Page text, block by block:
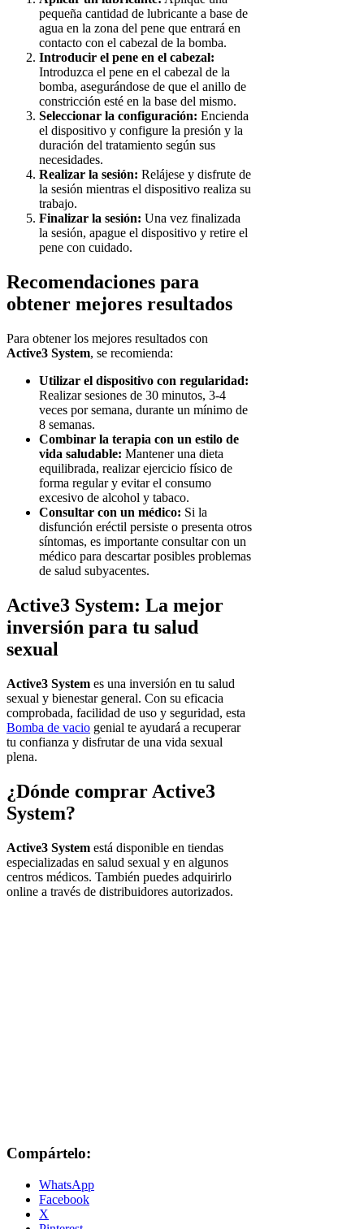
pequeña cantidad de lubricante a base de
agua en la zona del pene que entrará en
contacto con el cabezal de la bomba.
Introducir el pene en el cabezal:
Introduzca el pene en el cabezal de la
bomba, asegurándose de que el anillo de
constricción esté en la base del mismo.
Seleccionar la configuración: Encienda
el dispositivo y configure la presión y la
duración del tratamiento según sus
necesidades.
Realizar la sesión: Relájese y disfrute de
la sesión mientras el dispositivo realiza su
trabajo.
Finalizar la sesión: Una vez finalizada
la sesión, apague el dispositivo y retire el
pene con cuidado.
Recomendaciones para
obtener mejores resultados
Para obtener los mejores resultados con
Active3 System, se recomienda:
Utilizar el dispositivo con regularidad:
Realizar sesiones de 30 minutos, 3-4
veces por semana, durante un mínimo de
8 semanas.
Combinar la terapia con un estilo de
vida saludable: Mantener una dieta
equilibrada, realizar ejercicio físico de
forma regular y evitar el consumo
excesivo de alcohol y tabaco.
Consultar con un médico: Si la
disfunción eréctil persiste o presenta otros
síntomas, es importante consultar con un
médico para descartar posibles problemas
de salud subyacentes.
Active3 System: La mejor
inversión para tu salud
sexual
Active3 System es una inversión en tu salud
sexual y bienestar general. Con su eficacia
comprobada, facilidad de uso y seguridad, esta
Bomba de vacio genial te ayudará a recuperar
tu confianza y disfrutar de una vida sexual
plena.
¿Dónde comprar Active3
System?
Active3 System está disponible en tiendas
especializadas en salud sexual y en algunos
centros médicos. También puedes adquirirlo
online a través de distribuidores autorizados.
Compártelo:
WhatsApp
Facebook
X